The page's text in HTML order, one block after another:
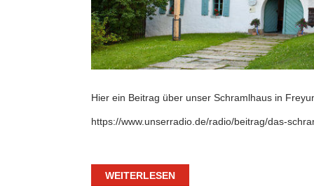
Hier ein Beitrag über unser Schramlhaus in
https://www.unserradio.de/radio/beitrag/das-
WEITERLESEN